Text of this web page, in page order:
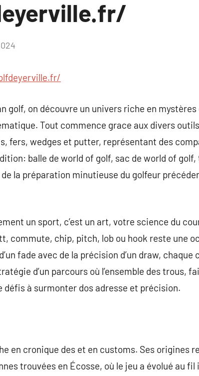
golf, on découvre un univers riche en
Tout commence grace aux divers
fers, wedges et putter, représentant des
balle de world of golf, sac de world of
la préparation minutieuse du golfeur
un sport, c’est un art, votre science du
commute, chip, pitch, lob ou hook reste une
fade avec de la précision d’un draw, chaque
d’un parcours où l’ensemble des trous,
défis à surmonter dos adresse et précision.
en cronique des et en customs. Ses origines
trouvées en Écosse, où le jeu a évolué au